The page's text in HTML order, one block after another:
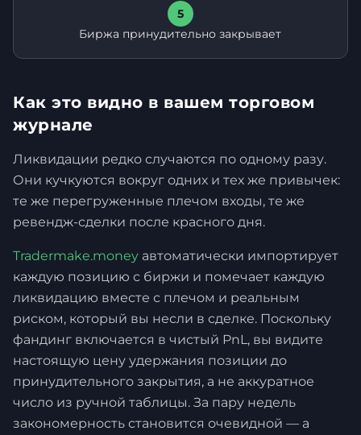
5
Биржа принудительно закрывает
Как это видно в вашем торговом
журнале
Ликвидации редко случаются по одному разу.
Они кучкуются вокруг одних и тех же привычек:
те же перегруженные плечом входы, те же
ревендж-сделки после красного дня.
Tradermake.money автоматически импортирует
каждую позицию с биржи и помечает каждую
ликвидацию вместе с плечом и реальным
риском, который вы несли в сделке. Поскольку
фандинг включается в чистый PnL, вы видите
настоящую цену удержания позиции до
принудительного закрытия, а не аккуратное
число из ручной таблицы. За пару недель
закономерность становится очевидной — а